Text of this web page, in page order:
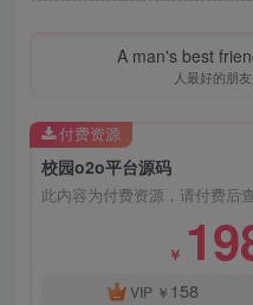
A man's best
人最好的朋
校园o2o平台源码
此内容为付费资源，请付费后
￥
VIP ￥ 158
付费资源